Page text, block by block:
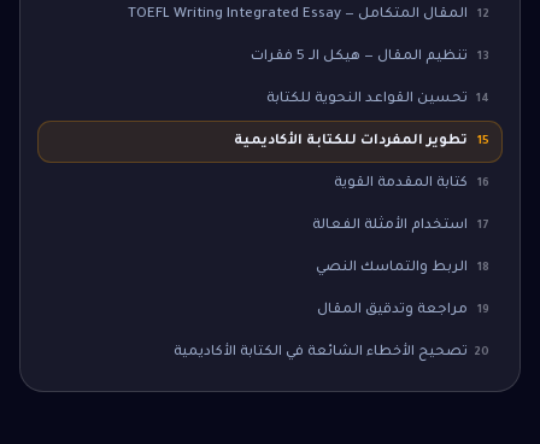
12 المقال المتكامل — TOEFL Writing Integrated Essay
13 تنظيم المقال — هيكل الـ 5 فقرات
14 تحسين القواعد النحوية للكتابة
15 تطوير المفردات للكتابة الأكاديمية
16 كتابة المقدمة القوية
17 استخدام الأمثلة الفعالة
18 الربط والتماسك النصي
19 مراجعة وتدقيق المقال
20 تصحيح الأخطاء الشائعة في الكتابة الأكاديمية